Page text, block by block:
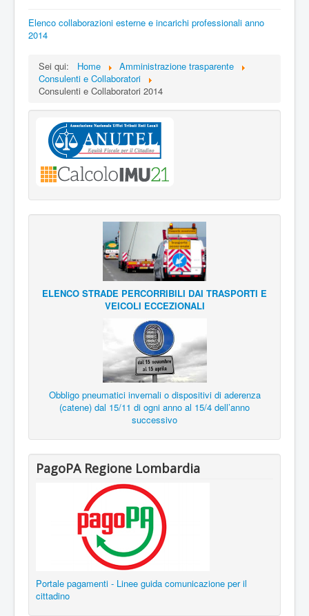
Elenco collaborazioni esterne e incarichi professionali anno
2014
Sei qui: Home
Amministrazione trasparente
Consulenti e Collaboratori
Consulenti e Collaboratori 2014
ELENCO STRADE PERCORRIBILI DAI TRASPORTI E
VEICOLI ECCEZIONALI
Obbligo pneumatici invernali o dispositivi di aderenza
(catene) dal 15/11 di ogni anno al 15/4 dell’anno
successivo
PagoPA Regione Lombardia
Portale pagamenti - Linee guida comunicazione per il
cittadino